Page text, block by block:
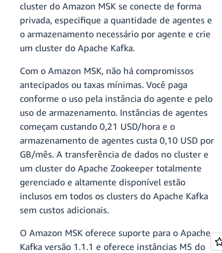
cluster do Amazon MSK se conecte de forma
privada, especifique a quantidade de agentes e
o armazenamento necessário por agente e crie
um cluster do Apache Kafka.
Com o Amazon MSK, não há compromissos
antecipados ou taxas mínimas. Você paga
conforme o uso pela instância do agente e pelo
uso de armazenamento. Instâncias de agentes
começam custando 0,21 USD/hora e o
armazenamento de agentes custa 0,10 USD por
GB/mês. A transferência de dados no cluster e
um cluster do Apache Zookeeper totalmente
gerenciado e altamente disponível estão
inclusos em todos os clusters do Apache Kafka
sem custos adicionais.
O Amazon MSK oferece suporte para o Apache
Kafka versão 1.1.1 e oferece instâncias M5 do